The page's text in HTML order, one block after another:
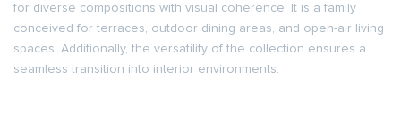
for diverse compositions with visual coherence. It is a family
conceived for terraces, outdoor dining areas, and open-air living
spaces. Additionally, the versatility of the collection ensures a
seamless transition into interior environments.